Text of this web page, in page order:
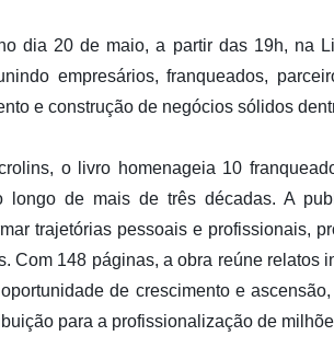
dia 20 de maio, a partir das 19h, na
empresários, franqueados,
e construção de negócios sólidos
o livro homenageia 10
de mais de três décadas. A
trajetórias pessoais e profissionais,
Com 148 páginas, a obra reúne relatos
de crescimento e
para a profissionalização de